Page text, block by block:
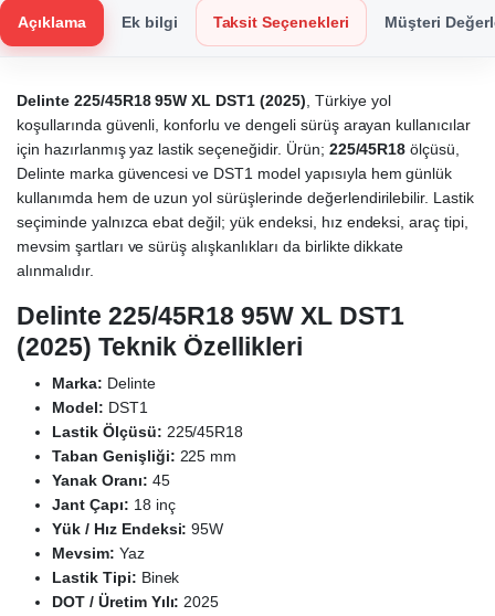
Açıklama Ek bilgi Taksit Seçenekleri Müşteri
Delinte 225/45R18 95W XL DST1 (2025) , Türkiye yol
koşullarında güvenli, konforlu ve dengeli sürüş arayan kullanıcılar
için hazırlanmış yaz lastik seçeneğidir. Ürün; 225/45R18 ölçüsü,
Delinte marka güvencesi ve DST1 model yapısıyla hem günlük
kullanımda hem de uzun yol sürüşlerinde değerlendirilebilir. Lastik
seçiminde yalnızca ebat değil; yük endeksi, hız endeksi, araç tipi,
mevsim şartları ve sürüş alışkanlıkları da birlikte dikkate
alınmalıdır.
Delinte 225/45R18 95W XL DST1
(2025) Teknik Özellikleri
Marka: Delinte
Model: DST1
Lastik Ölçüsü: 225/45R18
Taban Genişliği: 225 mm
Yanak Oranı: 45
Jant Çapı: 18 inç
Yük / Hız Endeksi: 95W
Mevsim: Yaz
Lastik Tipi: Binek
DOT / Üretim Yılı: 2025